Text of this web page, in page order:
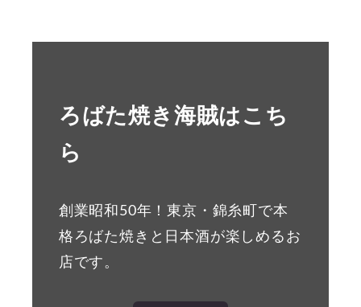
ろばた焼き海賊はこち
ら
創業昭和50年！東京・錦糸町で本
格ろばた焼きと日本酒が楽しめるお
店です。